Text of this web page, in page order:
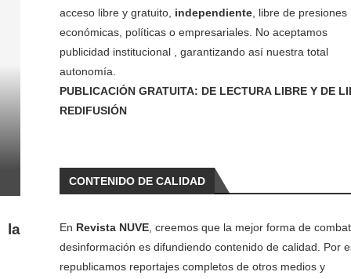
la
acceso libre y gratuito, independiente, libre de presiones
económicas, políticas o empresariales. No aceptamos
publicidad institucional , garantizando así nuestra total
autonomía.
PUBLICACIÓN GRATUITA: DE LECTURA LIBRE Y DE
REDIFUSIÓN
CONTENIDO DE CALIDAD
En Revista NUVE, creemos que la mejor forma de
desinformación es difundiendo contenido de calidad. Por
republicamos reportajes completos de otros medios y